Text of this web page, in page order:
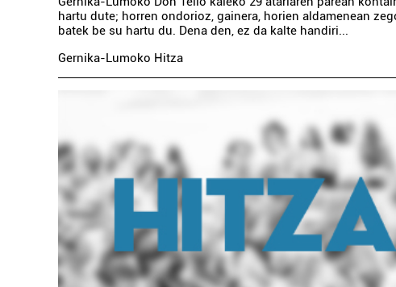
hartu dute; horren ondorioz, gainera, horien aldamenean
batek be su hartu du. Dena den, ez da kalte handiri...
Gernika-Lumoko Hitza